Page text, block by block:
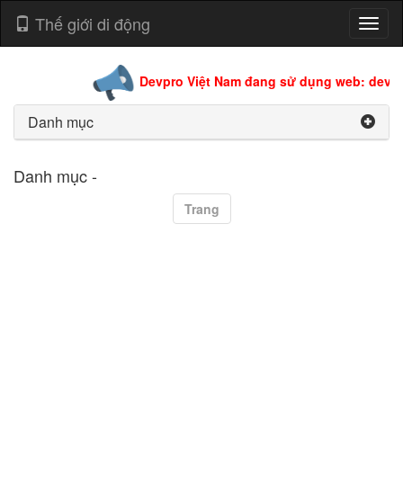
Thế giới di động
Devpro Việt Nam đang sử dụng web:
Danh mục
Danh mục -
Trang